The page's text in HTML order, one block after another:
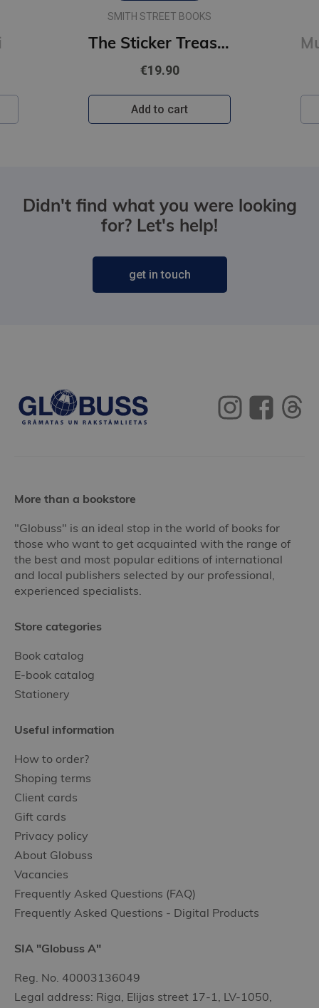
Mugursoma- Zero, anti-gravity, AGS, Flori, 43 x 29 x 21cm
€84.95
Add to cart
Didn't find what you were looking
for? Let's help!
get in touch
More than a bookstore
"Globuss" is an ideal stop in the world of books for
those who want to get acquainted with the range of
the best and most popular editions of international
and local publishers selected by our professional,
experienced specialists.
Store categories
Book catalog
E-book catalog
Stationery
Useful information
How to order?
Shoping terms
Client cards
Gift cards
Privacy policy
About Globuss
Vacancies
Frequently Asked Questions (FAQ)
Frequently Asked Questions - Digital Products
SIA "Globuss A"
Reg. No. 40003136049
Legal address: Riga, Elijas street 17-1, LV-1050,